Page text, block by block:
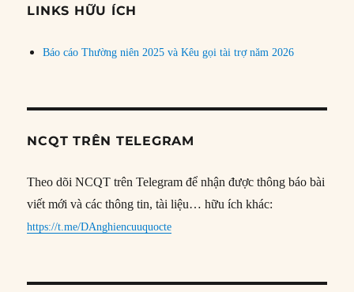
đề
LINKS HỮU ÍCH
Báo cáo Thường niên 2025 và Kêu gọi tài trợ năm 2026
NCQT TRÊN TELEGRAM
Theo dõi NCQT trên Telegram để nhận được thông báo bài
viết mới và các thông tin, tài liệu… hữu ích khác:
https://t.me/DAnghiencuuquocte